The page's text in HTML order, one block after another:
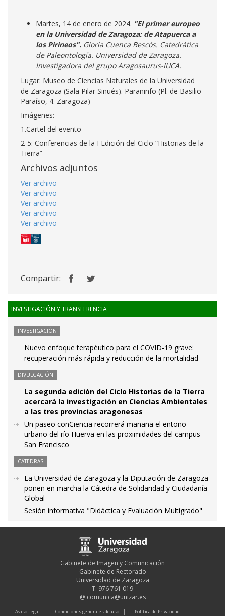
Martes, 14 de enero de 2024. "El primer europeo
en la Universidad de Zaragoza: de Atapuerca a
los Pirineos". Gloria Cuenca Bescós. Catedrática
de Paleontología. Universidad de Zaragoza.
Investigadora del grupo Aragosaurus-IUCA.
Lugar: Museo de Ciencias Naturales de la Universidad
de Zaragoza (Sala Pilar Sinués). Paraninfo (Pl. de Basilio
Paraíso, 4. Zaragoza)
Imágenes:
1.Cartel del evento
2-5: Conferencias de la I Edición del Ciclo “Historias de la
Tierra”
Archivos adjuntos
Ver archivo
Ver archivo
Ver archivo
Ver archivo
Ver archivo
Compartir:
INVESTIGACIÓN Y TRANSFERENCIA
INVESTIGACIÓN
Nuevo enfoque terapéutico para el COVID-19 grave:
recuperación más rápida y reducción de la mortalidad
DIVULGACIÓN
La segunda edición del Ciclo Historias de la Tierra
acercará la investigación en Ciencias Ambientales
a las tres provincias aragonesas
Un paseo conCiencia recorrerá mañana el entono
urbano del río Huerva en las proximidades del campus
San Francisco
CÁTEDRAS
La Universidad de Zaragoza y la Diputación de Zaragoza
ponen en marcha la Cátedra de Solidaridad y Ciudadanía
Global
Sesión informativa "Didáctica y Evaluación Multigrado"
Gabinete de Imagen y Comunicación
Gabinete de Rectorado
Universidad de Zaragoza
T. 976 761 019
@ comunica@unizar.es
Aviso Legal Condiciones generales de uso Política de Privacidad